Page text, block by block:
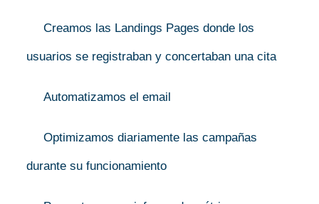
Creamos las Landings Pages donde los
usuarios se registraban y concertaban una cita
Automatizamos el email
Optimizamos diariamente las campañas
durante su funcionamiento